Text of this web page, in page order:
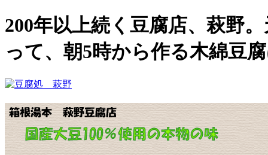
200年以上続く豆腐店、萩野
って、朝5時から作る木綿豆